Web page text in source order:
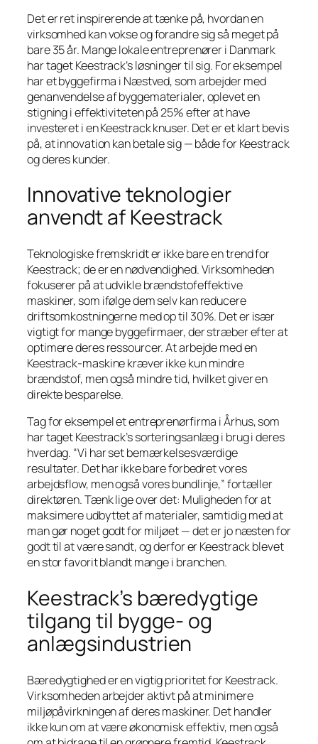
Det er ret inspirerende at tænke på, hvordan en
virksomhed kan vokse og forandre sig så meget på
bare 35 år. Mange lokale entreprenører i Danmark
har taget Keestrack’s løsninger til sig. For eksempel
har et byggefirma i Næstved, som arbejder med
genanvendelse af byggematerialer, oplevet en
stigning i effektiviteten på 25% efter at have
investeret i en Keestrack knuser. Det er et klart bevis
på, at innovation kan betale sig — både for Keestrack
og deres kunder.
Innovative teknologier
anvendt af Keestrack
Teknologiske fremskridt er ikke bare en trend for
Keestrack; de er en nødvendighed. Virksomheden
fokuserer på at udvikle brændstofeffektive
maskiner, som ifølge dem selv kan reducere
driftsomkostningerne med op til 30%. Det er især
vigtigt for mange byggefirmaer, der stræber efter at
optimere deres ressourcer. At arbejde med en
Keestrack-maskine kræver ikke kun mindre
brændstof, men også mindre tid, hvilket giver en
direkte besparelse.
Tag for eksempel et entreprenørfirma i Århus, som
har taget Keestrack’s sorteringsanlæg i brug i deres
hverdag. “Vi har set bemærkelsesværdige
resultater. Det har ikke bare forbedret vores
arbejdsflow, men også vores bundlinje,” fortæller
direktøren. Tænk lige over det: Muligheden for at
maksimere udbyttet af materialer, samtidig med at
man gør noget godt for miljøet — det er jo næsten for
godt til at være sandt, og derfor er Keestrack blevet
en stor favorit blandt mange i branchen.
Keestrack’s bæredygtige
tilgang til bygge- og
anlægsindustrien
Bæredygtighed er en vigtig prioritet for Keestrack.
Virksomheden arbejder aktivt på at minimere
miljøpåvirkningen af deres maskiner. Det handler
ikke kun om at være økonomisk effektiv, men også